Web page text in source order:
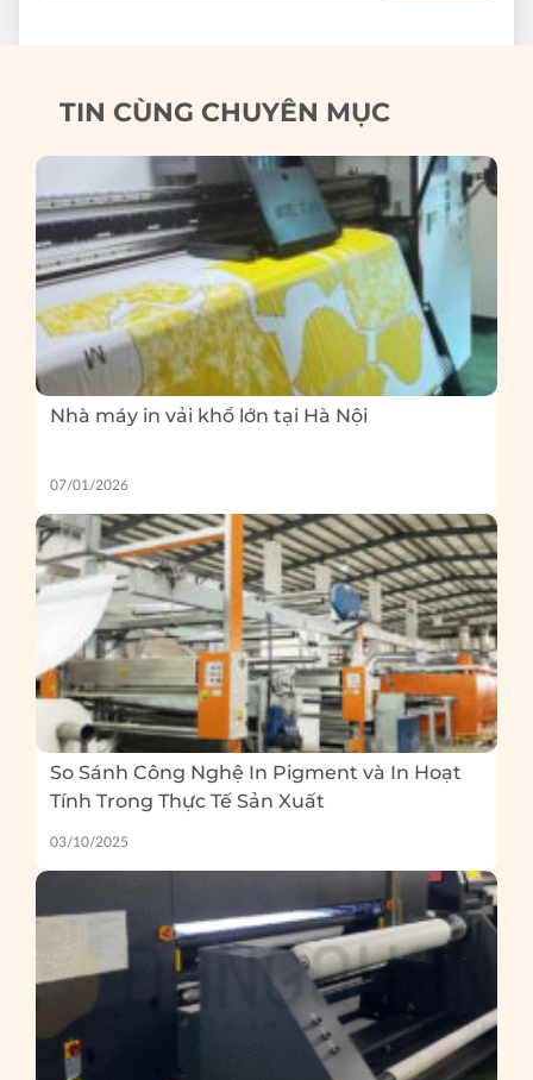
TIN CÙNG CHUYÊN MỤC
Nhà máy in vải khổ lớn tại Hà Nội
07/01/2026
So Sánh Công Nghệ In Pigment và In Hoạt
Tính Trong Thực Tế Sản Xuất
03/10/2025